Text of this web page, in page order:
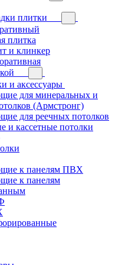
плитки
плитка
и клинкер
и аксессуары
для минеральных и
(Армстронг)
для реечных потолков
и кассетные потолки
к панелям ПВХ
к панелям